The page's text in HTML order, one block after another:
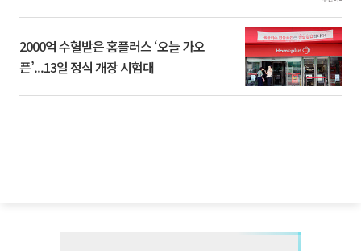
2000억 수혈받은 홈플러스 ‘오늘 가오
픈’...13일 정식 개장 시험대